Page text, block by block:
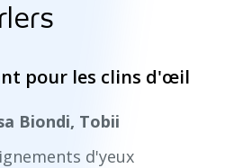
pour les clins d'œil
Biondi, Tobii
d'yeux